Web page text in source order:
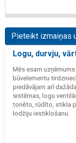
Pieteikt izmaiņas
Logu, durvju,
Mēs esam
būvelementu
piedāvājam arī
sistēmas, logu
tonēto, rūdīto, stikla
lodžiju iestiklošanu.